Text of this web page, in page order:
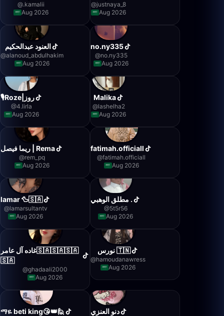
@.kamalii
Aug 2026
@justnaya_8
Aug 2026
العنود عبدالحكيم
@alanoud_abdulhakim
Aug 2026
no.ny335
@no.ny335
Aug 2026
🎙️Roze|روز
@4.lirla
Aug 2026
Malika
@lashelha2
Aug 2026
ريما فيصل | Rema
@rem_pq
Aug 2026
fatimah.officiall
@fatimah.officiall
Aug 2026
lamar 🦆🇸🇦
@lamarsultantv
Aug 2026
مطلق الوهبي .
@5t5r56
Aug 2026
غاده آل عامر🇸🇦🇸🇦🇸🇦
🇸🇦
@ghadaali2000
Aug 2026
نورس 🇹🇳
@hamoudanawress
Aug 2026
ማዬ beti king😘👑🙋 دنو العنزي